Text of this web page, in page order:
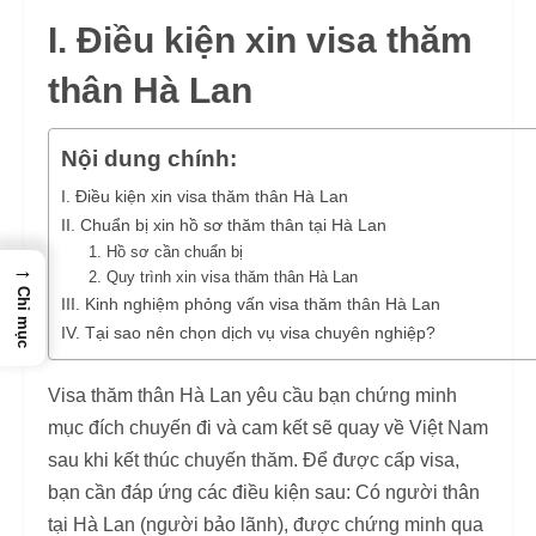
I. Điều kiện xin visa thăm
thân Hà Lan
Nội dung chính:
I. Điều kiện xin visa thăm thân Hà Lan
II. Chuẩn bị xin hồ sơ thăm thân tại Hà Lan
1. Hồ sơ cần chuẩn bị
2. Quy trình xin visa thăm thân Hà Lan
III. Kinh nghiệm phỏng vấn visa thăm thân Hà Lan
IV. Tại sao nên chọn dịch vụ visa chuyên nghiệp?
Visa thăm thân Hà Lan yêu cầu bạn chứng minh
mục đích chuyến đi và cam kết sẽ quay về Việt Nam
sau khi kết thúc chuyến thăm. Để được cấp visa,
bạn cần đáp ứng các điều kiện sau: Có người thân
tại Hà Lan (người bảo lãnh), được chứng minh qua
→
Chỉ mục